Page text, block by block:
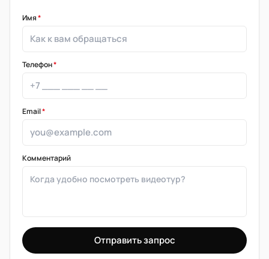
Имя*
Телефон*
Email*
Комментарий
Отправить запрос